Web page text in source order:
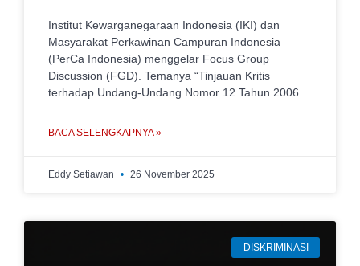
Institut Kewarganegaraan Indonesia (IKI) dan
Masyarakat Perkawinan Campuran Indonesia
(PerCa Indonesia) menggelar Focus Group
Discussion (FGD). Temanya “Tinjauan Kritis
terhadap Undang-Undang Nomor 12 Tahun 2006
BACA SELENGKAPNYA »
Eddy Setiawan 26 November 2025
DISKRIMINASI